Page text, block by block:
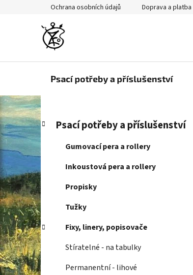
Ochrana osobních údajů Doprava a platba
Psací potřeby a příslušenství
P
o
s
t
r
a
n
n
í
p
a
n
Přeskočit
kategorie
K
a
t
e
o
r
i
e
Psací potřeby a příslušenství
Gumovací pera a rollery
Inkoustová pera a rollery
Propisky
Tužky
Fixy, linery, popisovače
Stíratelné - na tabulky
Permanentní - lihové